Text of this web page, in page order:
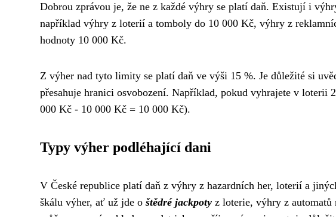
Dobrou zprávou je, že ne z každé výhry se platí daň. Existují i
například výhry z loterií a tomboly do 10 000 Kč, výhry z
hodnoty 10 000 Kč.
Z výher nad tyto limity se platí daň ve výši 15 %. Je důležité si
přesahuje hranici osvobození. Například, pokud vyhrajete v loterii
000 Kč - 10 000 Kč = 10 000 Kč).
Typy výher podléhající dani
V České republice platí daň z výhry z hazardních her, loterií a
škálu výher, ať už jde o štědré jackpoty z loterie, výhry z